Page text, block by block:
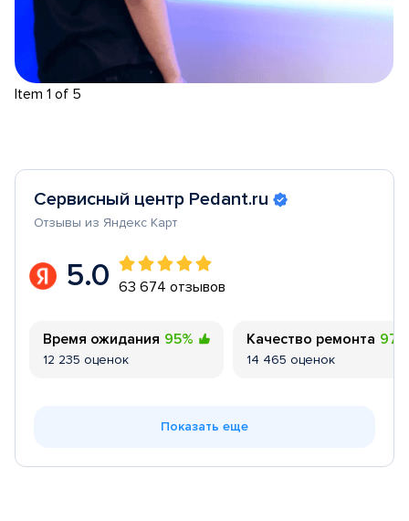
Item 1 of 5
Сервисный центр Pedant.ru
Отзывы из Яндекс Карт
5.0 63 674 отзывов
Время ожидания 95%
12 235 оценок
Качество ремонта 97%
14 465 оценок
Показать еще